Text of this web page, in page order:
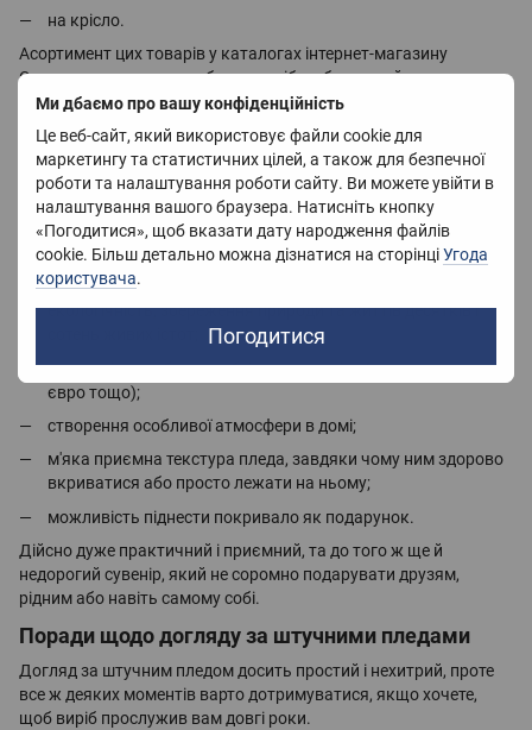
Ми дбаємо про вашу конфіденційність
Це веб-сайт, який використовує файли cookie для
маркетингу та статистичних цілей, а також для безпечної
роботи та налаштування роботи сайту. Ви можете увійти в
налаштування вашого браузера. Натисніть кнопку
«Погодитися», щоб вказати дату народження файлів
cookie. Більш детально можна дізнатися на сторінціУгода
користувача.
Погодитися
на крісло.
Асортимент цих товарів у каталогах інтернет-магазину
Cappone дасть змогу вибрати виріб на будь-який смак, а
враховуючи, що плед зовсім не дорогий, то він доступний
абсолютно всім і кожному.
Переваги пледів зі штучного хутра
Переваги штучного пледа порівняно з натуральним очевидні і
здебільшого незаперечні:
простота в догляді та відсутність ризику зіпсувати дорогу
річ;
екологічність, збереження природи та життів десятків і
можливість вибору необхідного розміру (односпального,
євро тощо);
створення особливої атмосфери в домі;
м'яка приємна текстура пледа, завдяки чому ним здорово
вкриватися або просто лежати на ньому;
можливість піднести покривало як подарунок.
Дійсно дуже практичний і приємний, та до того ж ще й
недорогий сувенір, який не соромно подарувати друзям,
рідним або навіть самому собі.
Поради щодо догляду за штучними пледами
Догляд за штучним пледом досить простий і нехитрий, проте
все ж деяких моментів варто дотримуватися, якщо хочете,
щоб виріб прослужив вам довгі роки.